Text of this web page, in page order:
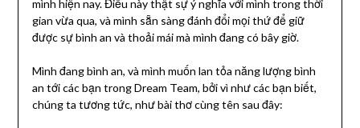
mình hiện nay. Điều này thật sự ý nghĩa với mình trong thời
gian vừa qua, và mình sẵn sàng đánh đổi mọi thứ để giữ
được sự bình an và thoải mái mà mình đang có bây giờ.
Mình đang bình an, và mình muốn lan tỏa năng lượng bình
an tới các bạn trong Dream Team, bởi vì như các bạn biết,
chúng ta tương tức, như bài thơ cùng tên sau đây: